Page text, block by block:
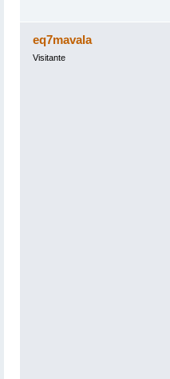
eq7mavala
Visitante